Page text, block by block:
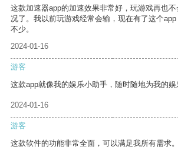
这款加速器app的加速效果非常好，玩游戏再也
况了。我以前玩游戏经常会输，现在有了这个
不少。
2024-01-16
游客
这款app就像我的娱乐小助手，随时随地为我的娱
2024-01-16
游客
这款软件的功能非常全面，可以满足我所有需求。